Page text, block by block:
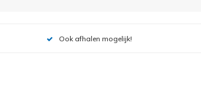
Ook afhalen mogelijk!